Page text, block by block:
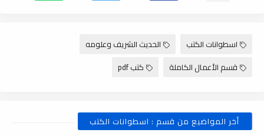
اسطوانات الكتب
الحديث الشريف وعلومه
قسم الأعمال الكاملة
كتب pdf
أخر المواضيع من قسم : اسطوانات الكتب